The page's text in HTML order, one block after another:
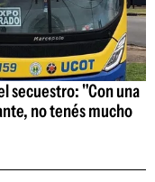
secuestro: "Con una
no tenés mucho